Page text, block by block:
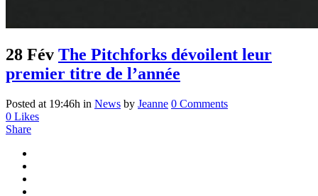
28 Fév The Pitchforks dévoilent leur
premier titre de l’année
Posted at 19:46h in News by Jeanne 0 Comments
0 Likes
Share